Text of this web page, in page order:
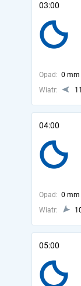
03:00
Opad: 0 mm
Wiatr:
04:00
Opad: 0 mm
Wiatr:
05:00